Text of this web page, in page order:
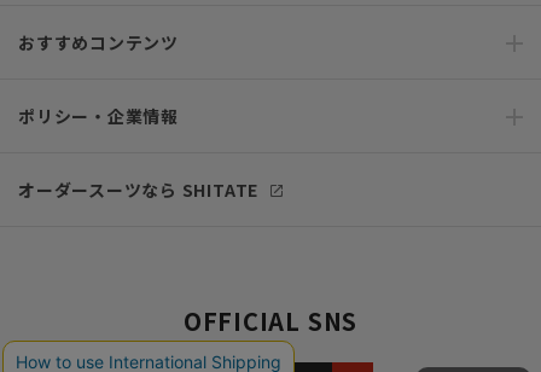
おすすめコンテンツ
ポリシー・企業情報
オーダースーツなら SHITATE
OFFICIAL SNS